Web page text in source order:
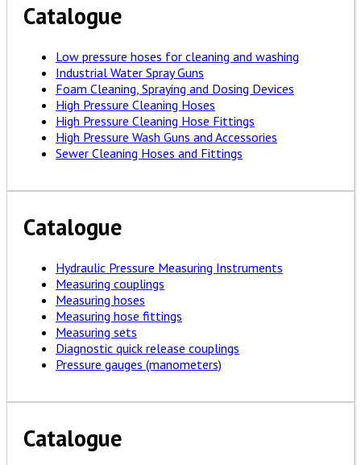
Catalogue
Low pressure hoses for cleaning and washing
Industrial Water Spray Guns
Foam Cleaning, Spraying and Dosing Devices
High Pressure Cleaning Hoses
High Pressure Cleaning Hose Fittings
High Pressure Wash Guns and Accessories
Sewer Cleaning Hoses and Fittings
Catalogue
Hydraulic Pressure Measuring Instruments
Measuring couplings
Measuring hoses
Measuring hose fittings
Measuring sets
Diagnostic quick release couplings
Pressure gauges (manometers)
Catalogue